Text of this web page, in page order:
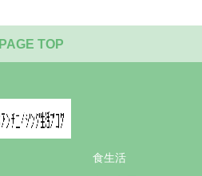
PAGE TOP
食生活